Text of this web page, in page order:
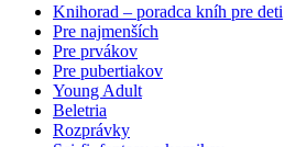
Knihorad – poradca kníh pre deti
Pre najmenších
Pre prvákov
Pre pubertiakov
Young Adult
Beletria
Rozprávky